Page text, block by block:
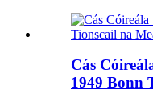
Cás
1949 Bonn